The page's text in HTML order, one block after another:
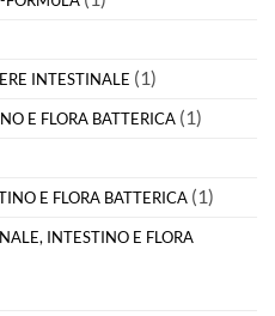
INTESTINALE (1)
E FLORA BATTERICA (1)
E FLORA BATTERICA (1)
INTESTINO E FLORA